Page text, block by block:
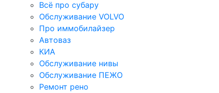
Всё про субару
Обслуживание VOLVO
Про иммобилайзер
Автоваз
КИА
Обслуживание нивы
Обслуживание ПЕЖО
Ремонт рено